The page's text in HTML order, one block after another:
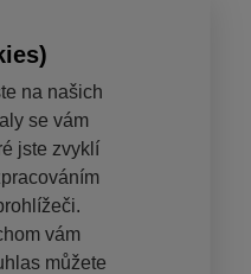
na našich
se vám
jste zvyklí
vám
můžete